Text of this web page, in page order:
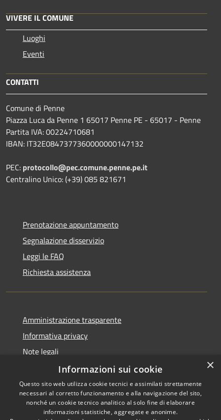
VIVERE IL COMUNE
Luoghi
Eventi
CONTATTI
Comune di Penne
Piazza Luca da Penne 1 65017 Penne PE - 65017 - Penne
Partita IVA: 00224710681
IBAN: IT32E0847377360000000147132
PEC: protocollo@pec.comune.penne.pe.it
Centralino Unico: (+39) 085 821671
Prenotazione appuntamento
Segnalazione disservizio
Leggi le FAQ
Richiesta assistenza
Amministrazione trasparente
Informativa privacy
Note legali
Dichiarazione di accessibilità
RSS Copyright © 2026 • Comune di
×
Informazioni sui cookie
Questo sito web utilizza cookie tecnici e assimilati strettamente
necessari al corretto funzionamento e alla navigazione del sito,
nonché un cookie tecnico analitico al solo fine di elaborare
informazioni statistiche, aggregate e anonime.